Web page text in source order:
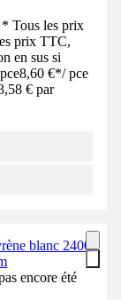
Tous les prix
prix TTC,
en sus si
8,60 €*/ pce
€ par
blanc 2400
encore été